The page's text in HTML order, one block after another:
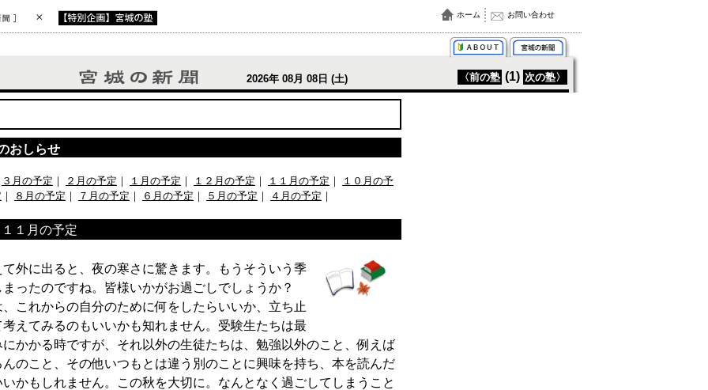
ホーム お問い合わせ
〈前の塾 (1) 次の塾〉
2026年 08月 08日 (土)
おしらせ
３月の予定 ｜ ２月の予定 ｜ １月の予定 ｜ １２月の予定 ｜ １１月の予定 ｜
１０月の予
｜ ８月の予定 ｜ ７月の予定 ｜ ６月の予定 ｜ ５月の予定 ｜ ４月の予定 ｜
月の予定
外に出ると、夜の寒さに驚きます。もうそういう季
ったのですね。皆様いかがお過ごしでしょうか？
これからの自分のために何をしたらいいか、立ち止
えてみるのもいいかも知れません。受験生たちは最
かかる時ですが、それ以外の生徒たちは、勉強以外のこと、例えば
のこと、その他いつもとは違う別のことに興味を持ち、本を読んだ
かもしれません。この秋を大切に。なんとなく過ごしてしまうこと